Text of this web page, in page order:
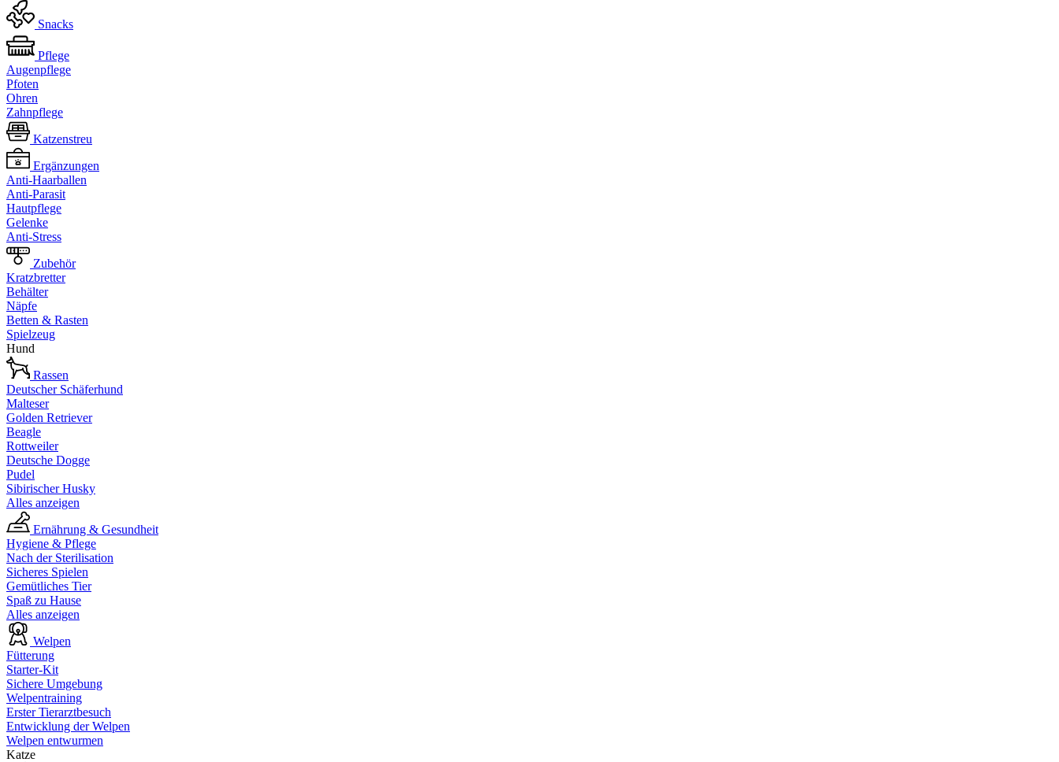
Snacks
Pflege
Augenpflege
Pfoten
Ohren
Zahnpflege
Katzenstreu
Ergänzungen
Anti-Haarballen
Anti-Parasit
Hautpflege
Gelenke
Anti-Stress
Zubehör
Kratzbretter
Behälter
Näpfe
Betten & Rasten
Spielzeug
Hund
Rassen
Deutscher Schäferhund
Malteser
Golden Retriever
Beagle
Rottweiler
Deutsche Dogge
Pudel
Sibirischer Husky
Alles anzeigen
Ernährung & Gesundheit
Hygiene & Pflege
Nach der Sterilisation
Sicheres Spielen
Gemütliches Tier
Spaß zu Hause
Alles anzeigen
Welpen
Fütterung
Starter-Kit
Sichere Umgebung
Welpentraining
Erster Tierarztbesuch
Entwicklung der Welpen
Welpen entwurmen
Katze